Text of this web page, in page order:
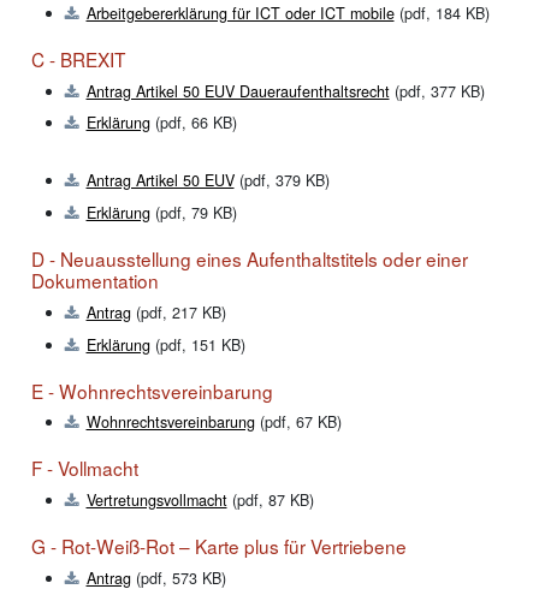
Arbeitgebererklärung für ICT oder ICT mobile(pdf, 184 KB)
C - BREXIT
Antrag Artikel 50 EUV Daueraufenthaltsrecht(pdf, 377 KB)
Erklärung(pdf, 66 KB)
Antrag Artikel 50 EUV(pdf, 379 KB)
Erklärung(pdf, 79 KB)
D - Neuausstellung eines Aufenthaltstitels oder einer
Dokumentation
Antrag(pdf, 217 KB)
Erklärung(pdf, 151 KB)
E - Wohnrechtsvereinbarung
Wohnrechtsvereinbarung(pdf, 67 KB)
F - Vollmacht
Vertretungsvollmacht(pdf, 87 KB)
G - Rot-Weiß-Rot – Karte plus für Vertriebene
Antrag(pdf, 573 KB)